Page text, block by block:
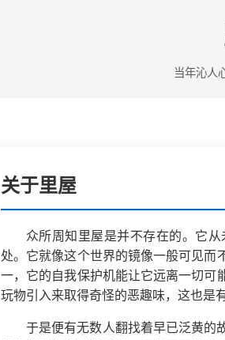
当年沁人
关于里屋
众所周知里屋是并不存在的。它
处。它就像这个世界的镜像一般可见而
一，它的自我保护机能让它远离一切可
玩物引入来取得奇怪的恶趣味，这也是
于是便有无数人翻找着早已泛黄的